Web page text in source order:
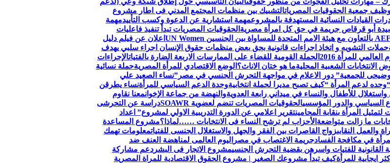
جمعية الحقوقيات المصرياتالتشبيك بين منظمات المجتمع المدني فى اطار مشروع
القيادات النسائية المستهدفة بالمشروعمهمة استشارية عن الدعوة وكسب التأييدمهمة
أبو قرقاص جريمة في حق كل امرأة مصرية الحقوقيات المصريات تبدأ تنفيذ فاعليات
اعلان عن فيلم دليل
حملات التشويه و اتخاذ اجراءات قانونية بحق بعض منظمات حقوق الإنسان اجراء سلبي يهدف
للمرأة 2016 الحملة القومية للقضاء على الممارسات الاربعة الضارة بالفتياتالإجراءات
الانتخابات الشعبية المحليةما هو ختان الاناث؟ الوضع الاقتصادي للمرأة المصريةحملة نسائية
للجمعية” دور الاعلام في مواجهة التحرش الجنسي في مصر”نساء الصعيد علي
لدعم المرأة “كيف تصبح مديرا لحملة انتخابيةوحدة الدعم السياسي للمرأةنساء يطرقن
واستغلال للأطفال والنساء في ميداني رابعة العدويةوالنهضة من جماعة الإخوانمعنا نقاوم
السياسي والدور المؤسسيالحقوقيات المصريات تنضم لعضوية SOAWR
دراسة عن التحرشى
المرأة بنقابة المحامينتقرير اعلامي عن الدورة التدريبية الاولي لمشروع” اعداد
ما زالت متواضعة الأحزاب لم ترشح النساء فى الانتخابات ……لماذا؟مشروع المساعدة
والعمل النقابىزواج القاصرات بين الفقر والجهل والاستغلال الجنسى للفتياتمعلومات تهمك
في مكافحة الفسادجريمة الاغتصاب في مصر اليوم العالمى لمناهضة العنف ضد
القانونية للفتيات واسرهن بقضية التحرش الجنسيمشروع الاتجار فى البشر دعم مشاركة
ايجابية للمرأةكيف تبدأ مشروعك الصغير | مشروع الحقوق الاقتصادية للمراة المصرية